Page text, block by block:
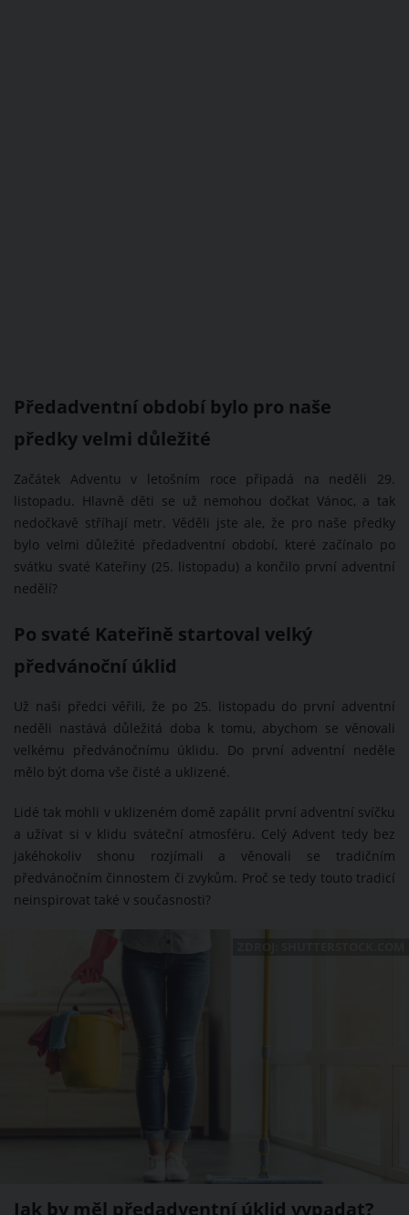
Předadventní období bylo pro naše
předky velmi důležité
Začátek Adventu v letošním roce připadá na neděli 29.
listopadu. Hlavně děti se už nemohou dočkat Vánoc, a tak
nedočkavě stříhají metr. Věděli jste ale, že pro naše předky
bylo velmi důležité předadventní období, které začínalo po
svátku svaté Kateřiny (25. listopadu) a končilo první adventní
nedělí?
Po svaté Kateřině startoval velký
předvánoční úklid
Už naši předci věřili, že po 25. listopadu do první adventní
neděli nastává důležitá doba k tomu, abychom se věnovali
velkému předvánočnímu úklidu. Do první adventní neděle
mělo být doma vše čisté a uklizené.
Lidé tak mohli v uklizeném domě zapálit první adventní svíčku
a užívat si v klidu sváteční atmosféru. Celý Advent tedy bez
jakéhokoliv shonu rozjímali a věnovali se tradičním
předvánočním činnostem či zvykům. Proč se tedy touto tradicí
neinspirovat také v současnosti?
Jak by měl předadventní úklid vypadat?